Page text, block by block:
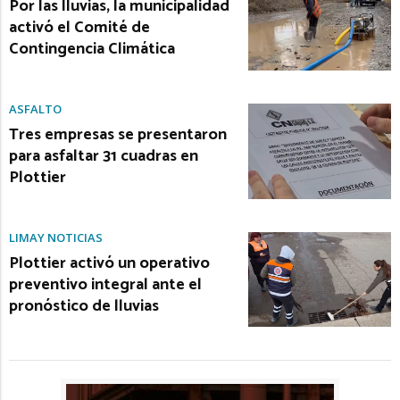
Por las lluvias, la municipalidad
activó el Comité de
Contingencia Climática
ASFALTO
Tres empresas se presentaron
para asfaltar 31 cuadras en
Plottier
LIMAY NOTICIAS
Plottier activó un operativo
preventivo integral ante el
pronóstico de lluvias